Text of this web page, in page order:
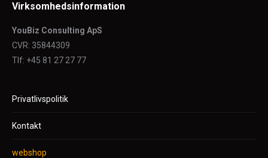
Virksomhedsinformation
YouBiz Consulting ApS
CVR: 35844309
Tlf: +45 81 27 27 77
Privatlivspolitik
Kontakt
webshop